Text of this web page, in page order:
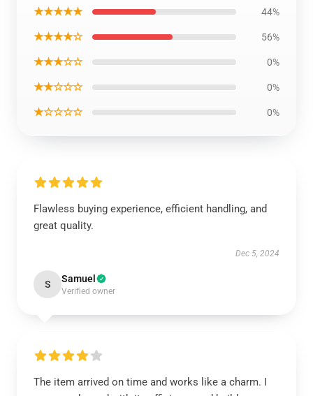
★★★★★ 44%
★★★★☆ 56%
★★★☆☆ 0%
★★☆☆☆ 0%
★☆☆☆☆ 0%
Flawless buying experience, efficient handling, and
great quality.
Dec 5, 2024
S Samuel
Verified owner
The item arrived on time and works like a charm. I